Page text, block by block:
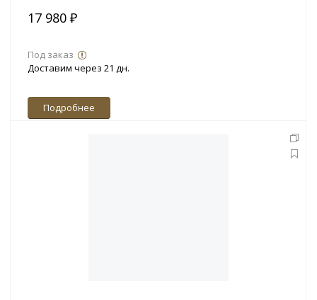
17 980 ₽
Под заказ
Доставим через 21 дн.
Подробнее